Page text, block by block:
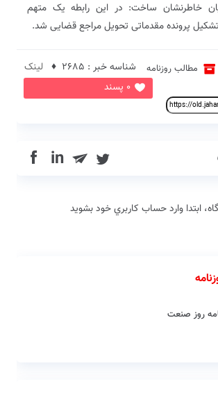
خاطرنشان ساخت: در این رابطه یک متهم
پرونده مقدماتی تحویل مراجع قضایی شد.
مطالب روزنامه
0 پسند
شناسه خبر : 2685 ♦
لینک
in
ابتدا وارد حساب كاربري خود بشويد
روز صنعت